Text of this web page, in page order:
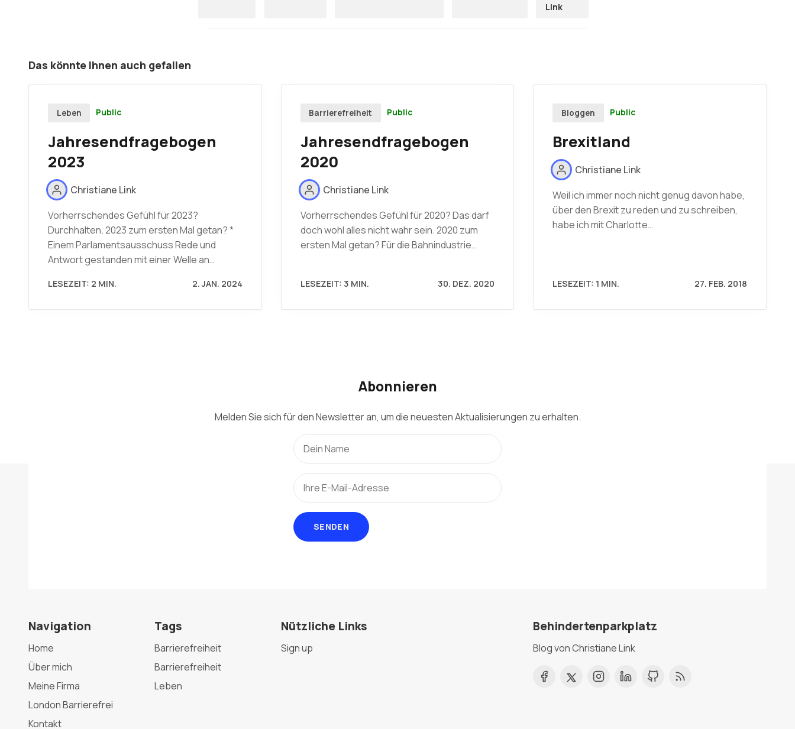
Link
Das könnte Ihnen auch gefallen
Leben Public
Jahresendfragebogen
2023
Christiane Link
Vorherrschendes Gefühl für 2023?
Durchhalten. 2023 zum ersten Mal getan? *
Einem Parlamentsausschuss Rede und
Antwort gestanden mit einer Welle an…
LESEZEIT: 2 MIN. 2. JAN. 2024
Barrierefreiheit Public
Jahresendfragebogen
2020
Christiane Link
Vorherrschendes Gefühl für 2020? Das darf
doch wohl alles nicht wahr sein. 2020 zum
ersten Mal getan? Für die Bahnindustrie…
LESEZEIT: 3 MIN. 30. DEZ. 2020
Bloggen Public
Brexitland
Christiane Link
Weil ich immer noch nicht genug davon habe,
über den Brexit zu reden und zu schreiben,
habe ich mit Charlotte…
LESEZEIT: 1 MIN. 27. FEB. 2018
Abonnieren
Melden Sie sich für den Newsletter an, um die neuesten Aktualisierungen zu erhalten.
SENDEN
Navigation
Home
Über mich
Meine Firma
London Barrierefrei
Kontakt
Tags
Barrierefreiheit
Barrierefreiheit
Leben
Nützliche Links
Sign up
Behindertenparkplatz
Blog von Christiane Link